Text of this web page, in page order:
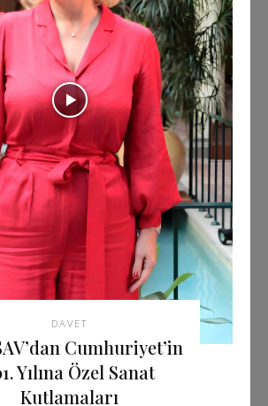
DAVET
Cumhuriyet’in
Yılına Özel Sanat
Kutlamaları